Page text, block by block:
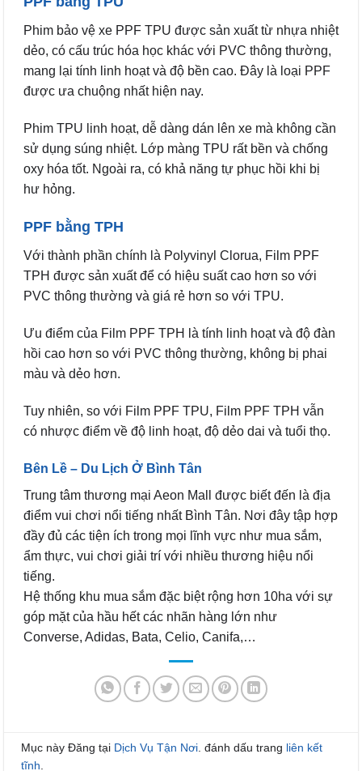
Phim bảo vệ xe PPF TPU được sản xuất từ nhựa nhiệt
dẻo, có cấu trúc hóa học khác với PVC thông thường,
mang lại tính linh hoạt và độ bền cao. Đây là loại PPF
được ưa chuộng nhất hiện nay.
Phim TPU linh hoạt, dễ dàng dán lên xe mà không cần
sử dụng súng nhiệt. Lớp màng TPU rất bền và chống
oxy hóa tốt. Ngoài ra, có khả năng tự phục hồi khi bị
hư hỏng.
PPF bằng TPH
Với thành phần chính là Polyvinyl Clorua, Film PPF
TPH được sản xuất để có hiệu suất cao hơn so với
PVC thông thường và giá rẻ hơn so với TPU.
Ưu điểm của Film PPF TPH là tính linh hoạt và độ đàn
hồi cao hơn so với PVC thông thường, không bị phai
màu và dẻo hơn.
Tuy nhiên, so với Film PPF TPU, Film PPF TPH vẫn
có nhược điểm về độ linh hoạt, độ dẻo dai và tuổi thọ.
Bên Lề – Du Lịch Ở Bình Tân
Trung tâm thương mại Aeon Mall được biết đến là địa
điểm vui chơi nổi tiếng nhất Bình Tân. Nơi đây tập hợp
đầy đủ các tiện ích trong mọi lĩnh vực như mua sắm,
ẩm thực, vui chơi giải trí với nhiều thương hiệu nổi
tiếng.
Hệ thống khu mua sắm đặc biệt rộng hơn 10ha với sự
góp mặt của hầu hết các nhãn hàng lớn như
Converse, Adidas, Bata, Celio, Canifa,…
Mục này Đăng tại Dịch Vụ Tận Nơi . đánh dấu trang liên kết
tĩnh